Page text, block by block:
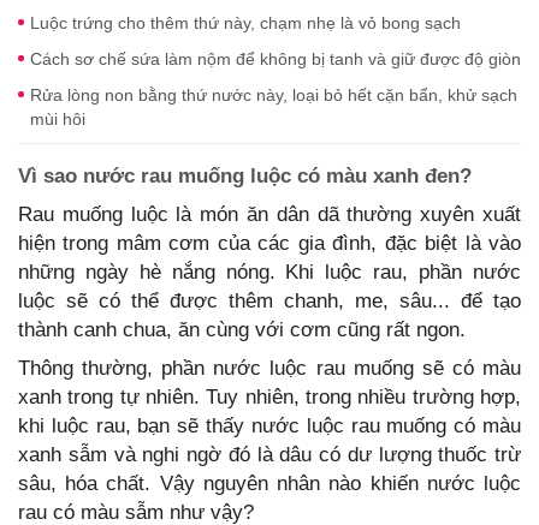
Luộc trứng cho thêm thứ này, chạm nhẹ là vỏ bong sạch
Cách sơ chế sứa làm nộm để không bị tanh và giữ được độ giòn
Rửa lòng non bằng thứ nước này, loại bỏ hết cặn bẩn, khử sạch
mùi hôi
Vì sao nước rau muống luộc có màu xanh đen?
Rau muống luộc là món ăn dân dã thường xuyên xuất
hiện trong mâm cơm của các gia đình, đặc biệt là vào
những ngày hè nắng nóng. Khi luộc rau, phần nước
luộc sẽ có thể được thêm chanh, me, sâu... để tạo
thành canh chua, ăn cùng với cơm cũng rất ngon.
Thông thường, phần nước luộc rau muống sẽ có màu
xanh trong tự nhiên. Tuy nhiên, trong nhiều trường hợp,
khi luộc rau, bạn sẽ thấy nước luộc rau muống có màu
xanh sẫm và nghi ngờ đó là dâu có dư lượng thuốc trừ
sâu, hóa chất. Vậy nguyên nhân nào khiến nước luộc
rau có màu sẫm như vậy?